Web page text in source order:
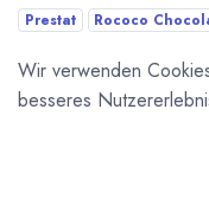
Prestat
Rococo
Mehr lesen
Wir verwenden
besseres